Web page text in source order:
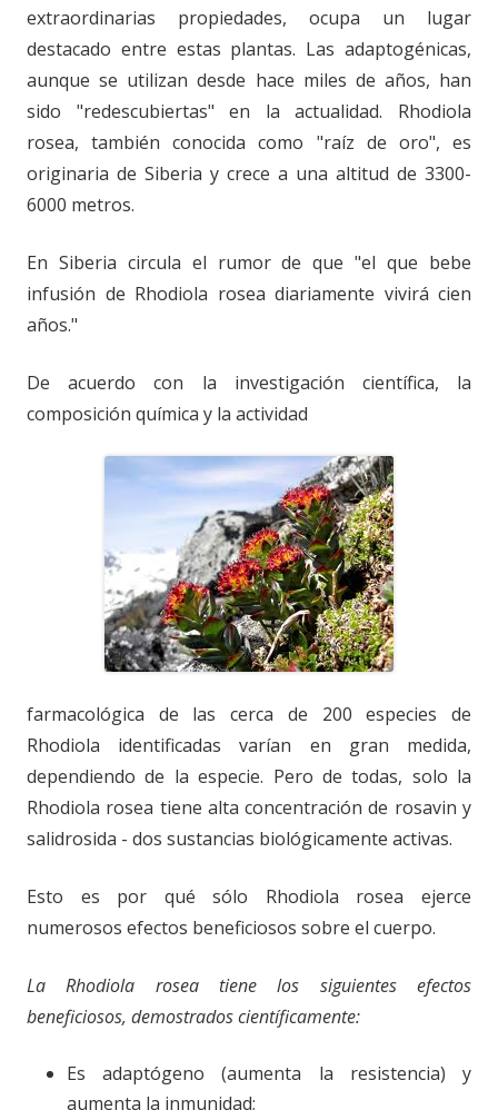
extraordinarias propiedades, ocupa un lugar
destacado entre estas plantas. Las adaptogénicas,
aunque se utilizan desde hace miles de años, han
sido "redescubiertas" en la actualidad. Rhodiola
rosea, también conocida como "raíz de oro", es
originaria de Siberia y crece a una altitud de 3300-
6000 metros.
En Siberia circula el rumor de que "el que bebe
infusión de Rhodiola rosea diariamente vivirá cien
años."
De acuerdo con la investigación científica, la
composición química y la actividad
farmacológica de las cerca de 200 especies de
Rhodiola identificadas varían en gran medida,
dependiendo de la especie. Pero de todas, solo la
Rhodiola rosea tiene alta concentración de rosavin y
salidrosida - dos sustancias biológicamente activas.
Esto es por qué sólo Rhodiola rosea ejerce
numerosos efectos beneficiosos sobre el cuerpo.
La Rhodiola rosea tiene los siguientes efectos
beneficiosos, demostrados científicamente:
Es adaptógeno (aumenta la resistencia) y
aumenta la inmunidad;